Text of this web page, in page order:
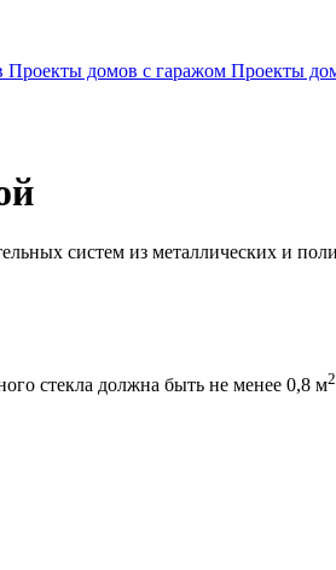
Проекты домов с гаражом Проекты
систем из металлических и
стекла должна быть не менее 0,8 м2